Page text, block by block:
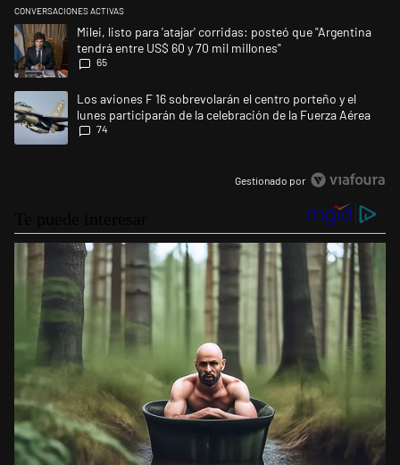
CONVERSACIONES ACTIVAS
Este listado muestra los artículos con más comentarios en los últimos
Un artículo de tendencia con el título "Milei, listo para 'atajar' corridas:
Milei, listo para 'atajar' corridas: posteó que "Argentina
tendrá entre US$ 60 y 70 mil millones"
65
Un artículo de tendencia con el título "Los aviones F 16 sobrevolarán
Los aviones F 16 sobrevolarán el centro porteño y el
lunes participarán de la celebración de la Fuerza Aérea
74
Gestionado por